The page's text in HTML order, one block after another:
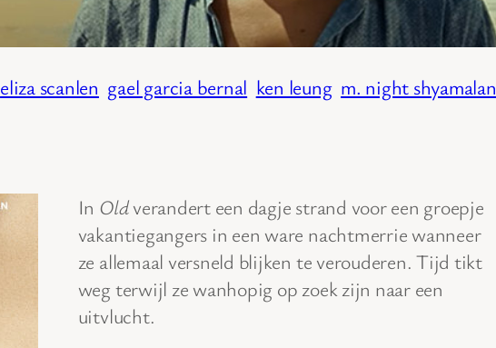
eliza scanlen gael garcia bernal ken leung m. night shyamalan
In Oldverandert een dagje strand voor een groepje
vakantiegangers in een ware nachtmerrie wanneer
ze allemaal versneld blijken te verouderen. Tijd tikt
weg terwijl ze wanhopig op zoek zijn naar een
uitvlucht.